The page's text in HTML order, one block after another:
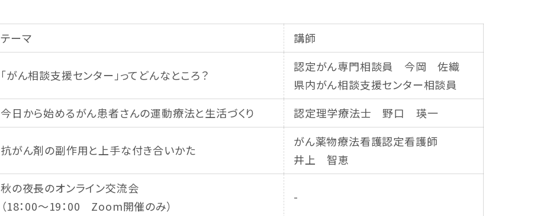
テーマ 講師
「がん相談支援センター」ってどんなところ？
認定がん専門相談員 今岡 佐織
県内がん相談支援センター相談員
今日から始めるがん患者さんの運動療法と生活づくり 認定理学療法士 野口 瑛一
抗がん剤の副作用と上手な付き合いかた
がん薬物療法看護認定看護師
井上 智恵
秋の夜長のオンライン交流会
（18：00～19：00 Zoom開催のみ）
-